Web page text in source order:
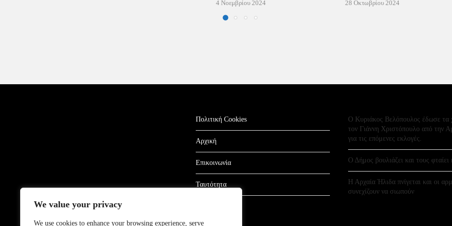
We value your privacy
We use cookies to enhance your browsing experience, serve
4 Νοεμβρίου 2024 28 Οκτωβρίου 2024
Πολιτική Cookies
Αρχική
Επικοινωνία
Ταυτότητα
Ο Κυριάκος Βελόπουλος έδωσε τα
τον Γιάννη Χριστόπουλο από την
για τις επόμενες εκλογές.
Ο Δήμος βουλιάζει και τους φταίει
Η Αρχαία Ήλιδα πνίγεται και οι
συνεχίζουν να σιωπούν